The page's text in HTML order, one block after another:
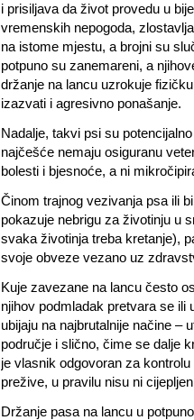
i prisiljava da život provedu u
vremenskih nepogoda,
na istome mjestu, a brojni su
potpuno su zanemareni, a
držanje na lancu uzrokuje
izazvati i agresivno ponašanje.
Nadalje, takvi psi su
najčešće nemaju osiguranu
bolesti i bjesnoće, a ni
Činom trajnog vezivanja psa ili
pokazuje nebrigu za životinju u
svaka životinja treba kretanje),
svoje obveze vezano uz
Kuje zavezane na lancu često
njihov podmladak pretvara se ili
ubijaju na najbrutalnije načine –
područje i slično, čime se dalje
je vlasnik odgovoran za
prežive, u pravilu nisu ni
Držanje pasa na lancu u